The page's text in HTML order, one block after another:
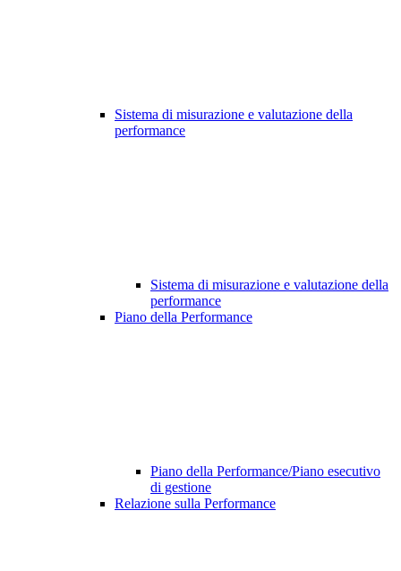
Sistema di misurazione e valutazione della
performance
Sistema di misurazione e valutazione della
performance
Piano della Performance
Piano della Performance/Piano esecutivo
di gestione
Relazione sulla Performance